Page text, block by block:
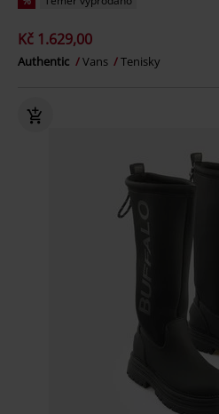
Kč 1.629,00
Authentic Vans Tenisky